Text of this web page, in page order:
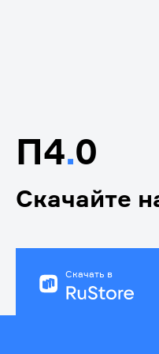
П4.0
Скачайте
Скачать в